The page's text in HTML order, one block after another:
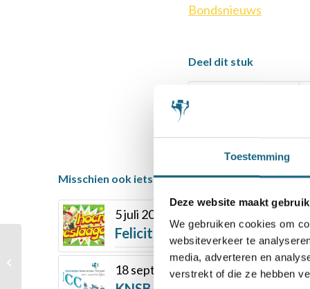
Toestemming
Deze website maakt
We gebruiken cookies om
websiteverkeer te
media, adverteren en
verstrekt of die ze hebben
Bondsnieuws
Deel dit stuk
Misschien ook iets voor u
5 juli 2018
Felicitaties voor onze
18 september 2020
Geplaatsten 2e
kwalificatie NK Jeugd
ABC Amstelveen